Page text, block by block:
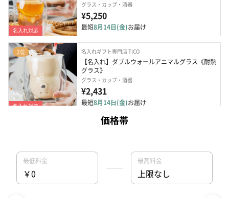
名入れ対応
グラス・カップ・酒器
¥5,250
最短8月14日(金)お届け
2位
名入れ対応
名入れギフト専門店 TICO
【名入れ】ダブルウォールアニマルグラス《耐熱
グラス》
グラス・カップ・酒器
¥2,431
最短8月14日(金)お届け
デコレ（Decole）
ワイルドキャットビールジョッキ（ライオン・ト
グラス・カップ・酒器
¥1,760
お届け